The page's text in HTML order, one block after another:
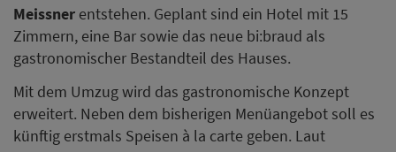
Meissner entstehen. Geplant sind ein Hotel mit 15
Zimmern, eine Bar sowie das neue bi:braud als
gastronomischer Bestandteil des Hauses.
Mit dem Umzug wird das gastronomische Konzept
erweitert. Neben dem bisherigen Menüangebot soll es
künftig erstmals Speisen à la carte geben. Laut